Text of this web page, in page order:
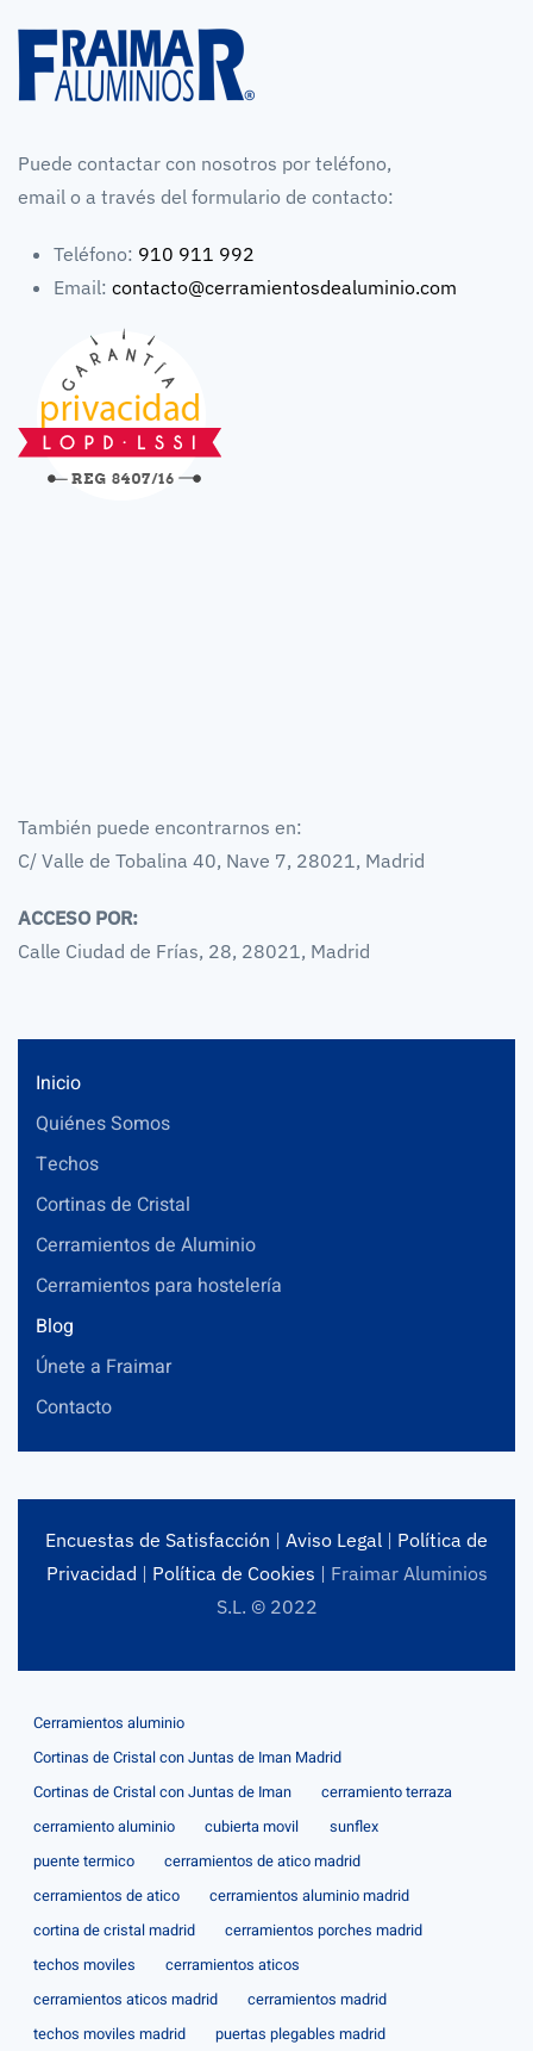
Puede contactar con nosotros por teléfono,
email o a través del formulario de contacto:
Teléfono: 910 911 992
Email: contacto@cerramientosdealuminio.com
También puede encontrarnos en:
C/ Valle de Tobalina 40, Nave 7, 28021, Madrid
ACCESO POR:
Calle Ciudad de Frías, 28, 28021, Madrid
Inicio
Quiénes Somos
Techos
Cortinas de Cristal
Cerramientos de Aluminio
Cerramientos para hostelería
Blog
Únete a Fraimar
Contacto
Encuestas de Satisfacción | Aviso Legal | Política de
Privacidad | Política de Cookies | Fraimar Aluminios
S.L. © 2022
Cerramientos aluminio
Cortinas de Cristal con Juntas de Iman Madrid
Cortinas de Cristal con Juntas de Iman
cerramiento terraza
cerramiento aluminio
cubierta movil
sunflex
puente termico
cerramientos de atico madrid
cerramientos de atico
cerramientos aluminio madrid
cortina de cristal madrid
cerramientos porches madrid
techos moviles
cerramientos aticos
cerramientos aticos madrid
cerramientos madrid
techos moviles madrid
puertas plegables madrid